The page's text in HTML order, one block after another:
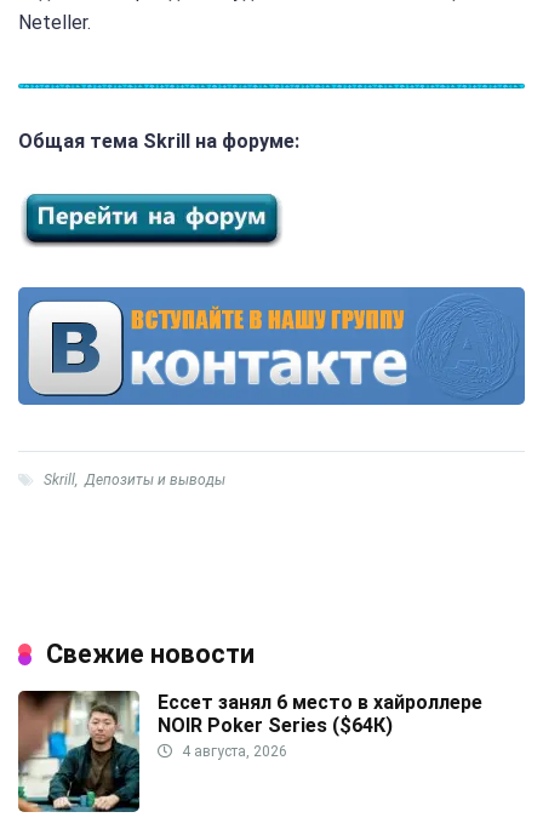
Neteller.
Общая тема Skrill на форуме:
Skrill, Депозиты и выводы
Свежие новости
Ессет занял 6 место в хайроллере
NOIR Poker Series ($64К)
4 августа, 2026